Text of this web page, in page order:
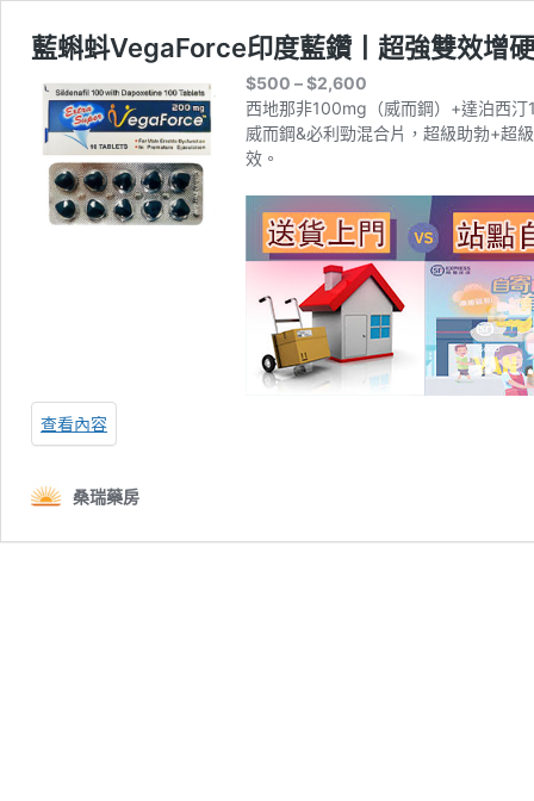
藍蝌蚪VegaForce印度藍鑽丨超強雙效增
$500 –$2,600
格
範
$2,600
西地那非100mg（威而鋼）+達泊西
威而鋼&必利勁混合片，超級助勃+超
效。
查看內容
桑瑞藥房